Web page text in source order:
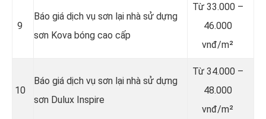
9
Báo giá dịch vụ sơn lại nhà sử dựng
sơn Kova bóng cao cấp
Từ 33.000 –
46.000
vnđ/m²
10
Báo giá dịch vụ sơn lại nhà sử dựng
sơn Dulux Inspire
Từ 34.000 –
48.000
vnđ/m²